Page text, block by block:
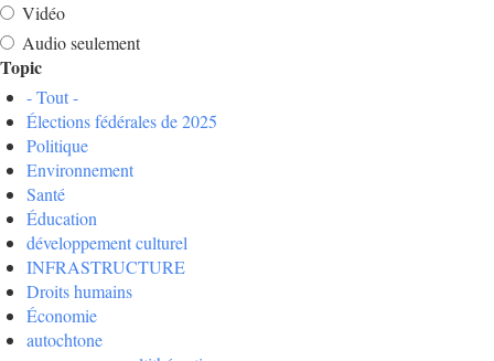
Vidéo
Audio seulement
Topic
- Tout -
Élections fédérales de 2025
Politique
Environnement
Santé
Éducation
développement culturel
INFRASTRUCTURE
Droits humains
Économie
autochtone